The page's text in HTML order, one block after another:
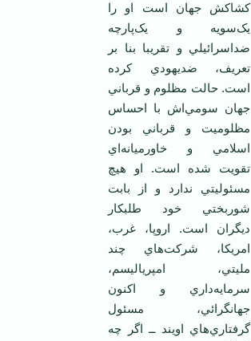
کشاکش جهان است او را
يک‌سويه و يک‌پارچه
ضداسرائيلي و تقريبا بنا بر
تعريف، ضديهودي کرده
است. حالت مظلوم و قرباني
جهان سومي‌اش با احساس
مظلوميت و قرباني بودن
اسلامي و خاورميانه‌اي
تقويت شده است. او هيچ
مسئوليتي ندارد و از بابت
شوربختي خود طلبکار
ديگران است. اروپا، غرب،
امريکا، شرکت‌هاي چند
مليتي، امپرياليسم،
سرمايه‌داري و اکنون
جهانگرائي، مسئول
گرفتاري‌هاي اويند ــ اگر چه